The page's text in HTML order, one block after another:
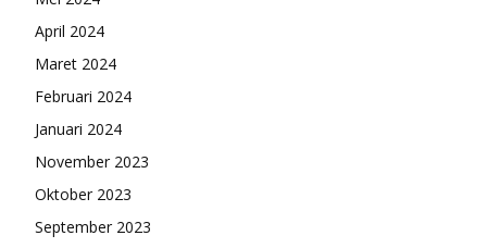
April 2024
Maret 2024
Februari 2024
Januari 2024
November 2023
Oktober 2023
September 2023